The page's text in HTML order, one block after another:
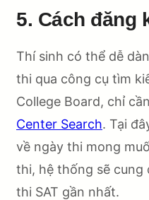
5. Cách đăng
Thí sinh có thể dễ
thi qua công cụ tìm
College Board, chỉ
Center Search. Tại
về ngày thi mong
thi, hệ thống sẽ cung
thi SAT gần nhất.